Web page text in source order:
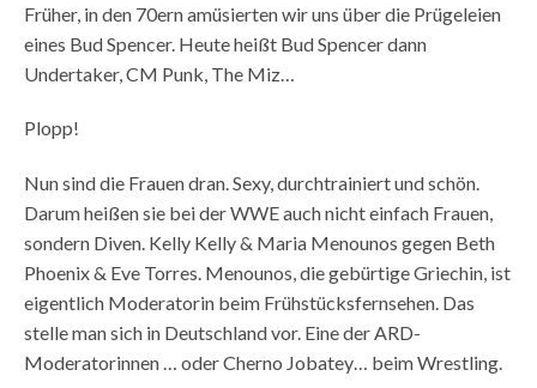
Früher, in den 70ern amüsierten wir uns über die Prügeleien
eines Bud Spencer. Heute heißt Bud Spencer dann
Undertaker, CM Punk, The Miz…
Plopp!
Nun sind die Frauen dran. Sexy, durchtrainiert und schön.
Darum heißen sie bei der WWE auch nicht einfach Frauen,
sondern Diven. Kelly Kelly & Maria Menounos gegen Beth
Phoenix & Eve Torres. Menounos, die gebürtige Griechin, ist
eigentlich Moderatorin beim Frühstücksfernsehen. Das
stelle man sich in Deutschland vor. Eine der ARD-
Moderatorinnen … oder Cherno Jobatey… beim Wrestling.